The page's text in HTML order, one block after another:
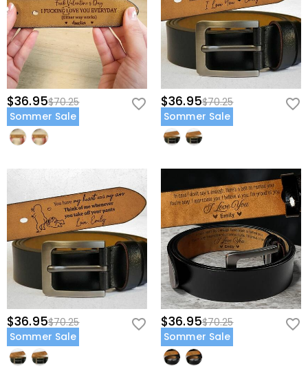
$36.95$70.25
Sommer Sale
$36.95$70.25
Sommer Sale
$36.95$70.25
Sommer Sale
$36.95$70.25
Sommer Sale